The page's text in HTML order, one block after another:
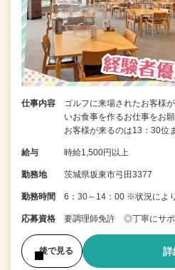
仕事内容
ゴルフに来場されたお客様
いお食事を作るお仕事をお
お客様が来るのは13：30位
給与 時給1,500円以上
勤務地 茨城県坂東市弓田3377
勤務時間 6：30～14：00 ※状況によ
応募資格 要調理師免許 ◎丁寧にサポ
後で見る 詳